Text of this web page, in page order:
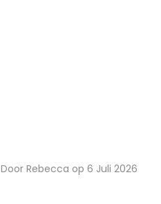
Door Rebecca op 6 Juli 2026